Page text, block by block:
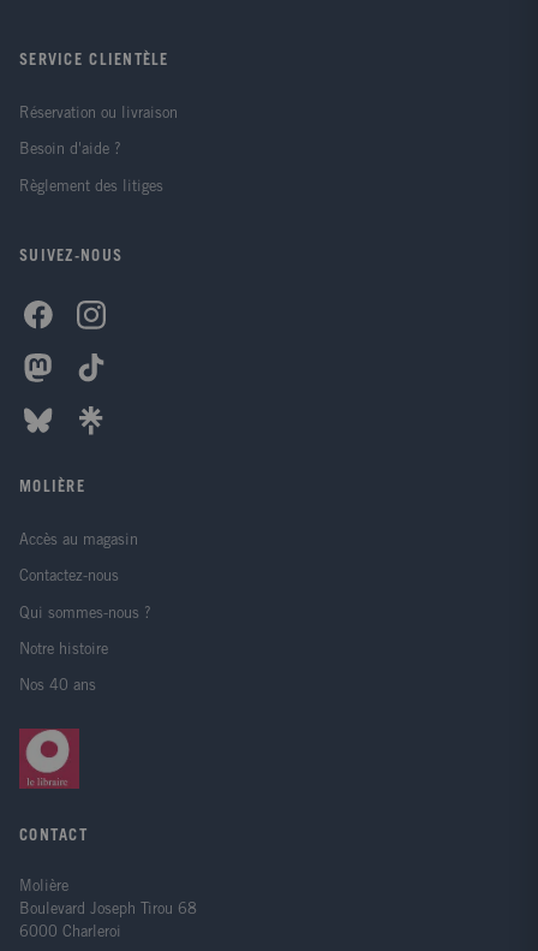
SERVICE CLIENTÈLE
Réservation ou livraison
Besoin d'aide ?
Règlement des litiges
SUIVEZ-NOUS
MOLIÈRE
Accès au magasin
Contactez-nous
Qui sommes-nous ?
Notre histoire
Nos 40 ans
CONTACT
Molière
Boulevard Joseph Tirou 68
6000 Charleroi